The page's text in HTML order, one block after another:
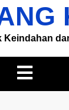
Keindahan